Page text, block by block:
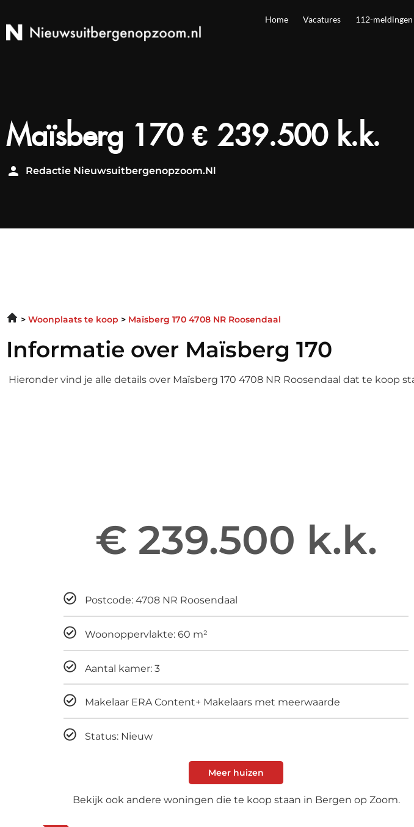
Home Vacatures 112-meldingen
Maïsberg 170 € 239.500 k.k.
Redactie Nieuwsuitbergenopzoom.nl
Woonplaats te koop Maïsberg 170 4708 NR Roosendaal
Informatie over Maïsberg 170
Hieronder vind je alle details over Maïsberg 170 4708 NR Roosendaal dat te koop
€ 239.500 k.k.
Postcode: 4708 NR Roosendaal
Woonoppervlakte: 60 m²
Aantal kamer: 3
Makelaar ERA Content+ Makelaars met meerwaarde
Status: Nieuw
Meer huizen
Bekijk ook andere woningen die te koop staan in Bergen op Zoom.